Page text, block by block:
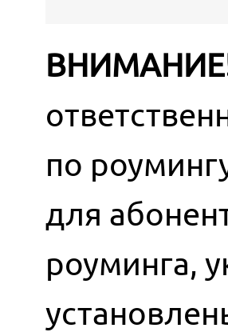
по
для
роуминга,